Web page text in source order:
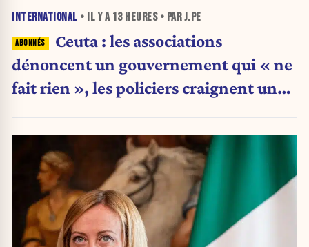
INTERNATIONAL • IL Y A 13 HEURES• PAR J.PE
Ceuta : les associations
dénoncent un gouvernement qui « ne
fait rien », les policiers craignent une